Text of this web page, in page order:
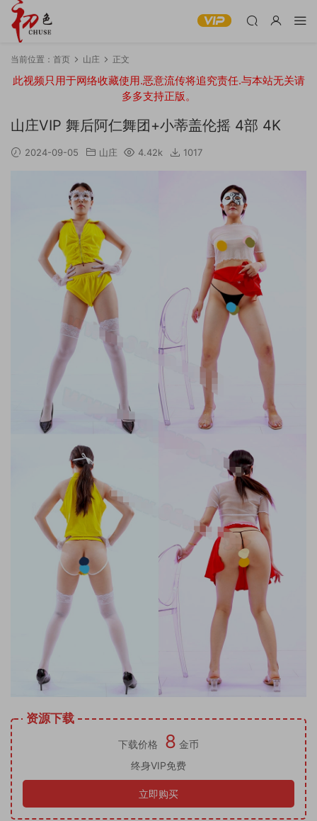
当前位置： 首页 山庄 正文
此视频只用于网络收藏使用.恶意流传将追究责任.与本站无关请
多多支持正版。
山庄VIP 舞后阿仁舞团+小蒂盖伦摇 4部 4K
2024-09-05 山庄 4.42k 1017
资源下载
下载价格 8 金币
终身VIP免费
立即购买